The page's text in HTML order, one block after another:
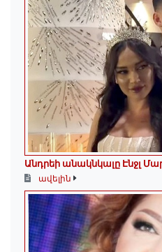
Անդրեի անակնկալը Էնջլ
ավելին